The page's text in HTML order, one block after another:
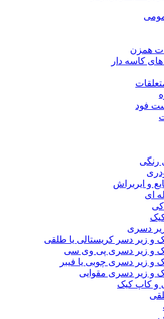
همزن
کاسه دار
فود
رنگی
و ایربراش
ای
دسری
و زیر دسر کریستالی یا طلقی
و زیر دسری پی وی سی
و زیر دسری چوبی یا فیبر
و زیر دسری مقوایی
و کاپ کیک